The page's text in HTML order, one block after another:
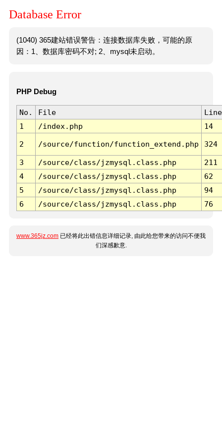
Database Error
(1040) 365建站错误警告：连接数据库失败，可能的原
因：1、数据库密码不对; 2、mysql未启动。
PHP Debug
No. File
Line
1
/index.php 14
2 /source/function/function_extend.php 324
3 /source/class/jzmysql.class.php
211
4
/source/class/jzmysql.class.php
62
5
/source/class/jzmysql.class.php
94
6
/source/class/jzmysql.class.php 76
www.365jz.com 已经将此出错信息详细记录, 由此给您带来的访问不便我
们深感歉意.